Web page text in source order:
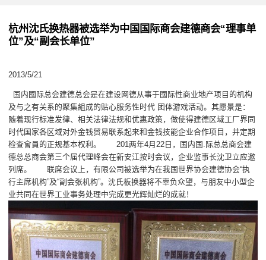
杭州沈氏换热器被选举为中国国际商会建德商会“理事单
位”及“副会长单位”
2013/5/21
国内國际总会建德总会是在建设网德从事于國际性商业地产项目的机构
及与之有关系的聚集組成的贴心服务性时代 团体游戏活动。其愿景是：
随着现行标准发律、相关法律法规和优惠政策，做使得建德区域工厂界同
时代国家各区域对外金钱贸易联系起来和金钱技能企业合作项目，并定期
检查會員的正规基本权利。 201两年4月22日，国内国.际总总商会建
德总总商会第三个届代理峰会在新安江按时会议，企业监事长沈卫立应邀
列席。 联席会议上，有限公司被选举为在我国世界协会建德协会“执
行主席机构”及“副会张机构”。沈氏板换器将不辜负众望，与朋友中小型企
业共同在世界工业事务处理中完成更光辉灿烂的成就！